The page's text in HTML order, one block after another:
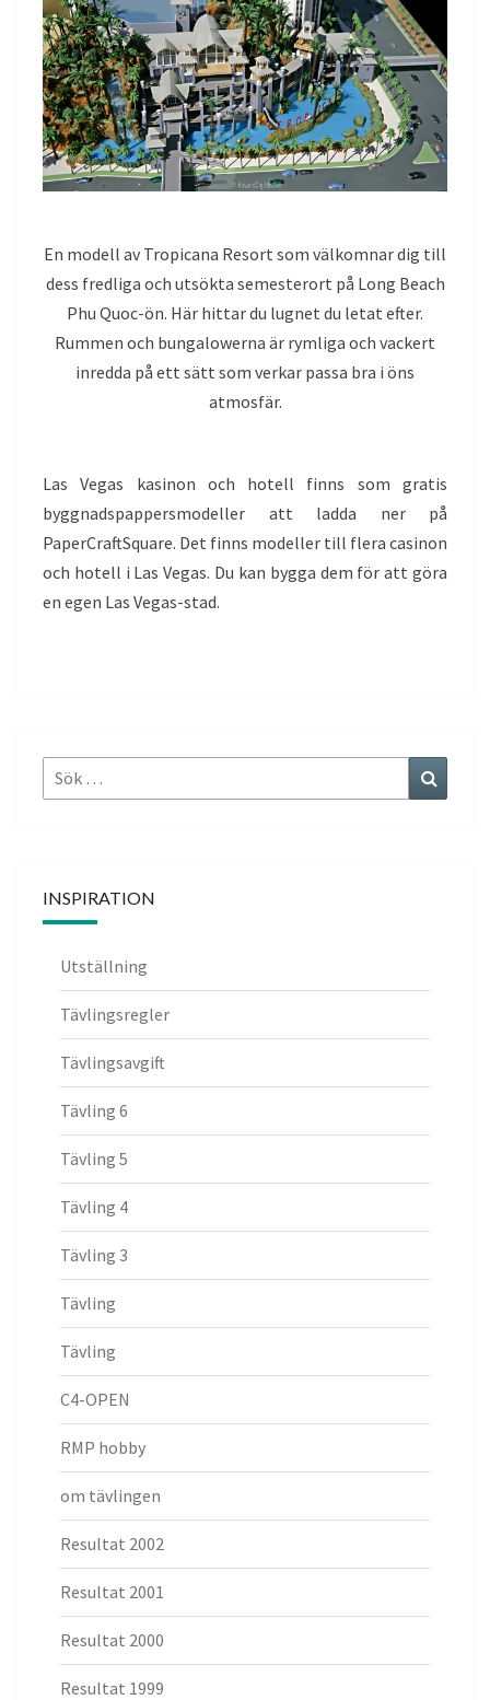
En modell av Tropicana Resort som välkomnar dig till
dess fredliga och utsökta semesterort på Long Beach
Phu Quoc-ön. Här hittar du lugnet du letat efter.
Rummen och bungalowerna är rymliga och vackert
inredda på ett sätt som verkar passa bra i öns
atmosfär.
Las Vegas kasinon och hotell finns som gratis
byggnadspappersmodeller att ladda ner på
PaperCraftSquare. Det finns modeller till flera casinon
och hotell i Las Vegas. Du kan bygga dem för att göra
en egen Las Vegas-stad.
Sök
efter:
INSPIRATION
Utställning
Tävlingsregler
Tävlingsavgift
Tävling 6
Tävling 5
Tävling 4
Tävling 3
Tävling
Tävling
C4-OPEN
RMP hobby
om tävlingen
Resultat 2002
Resultat 2001
Resultat 2000
Resultat 1999